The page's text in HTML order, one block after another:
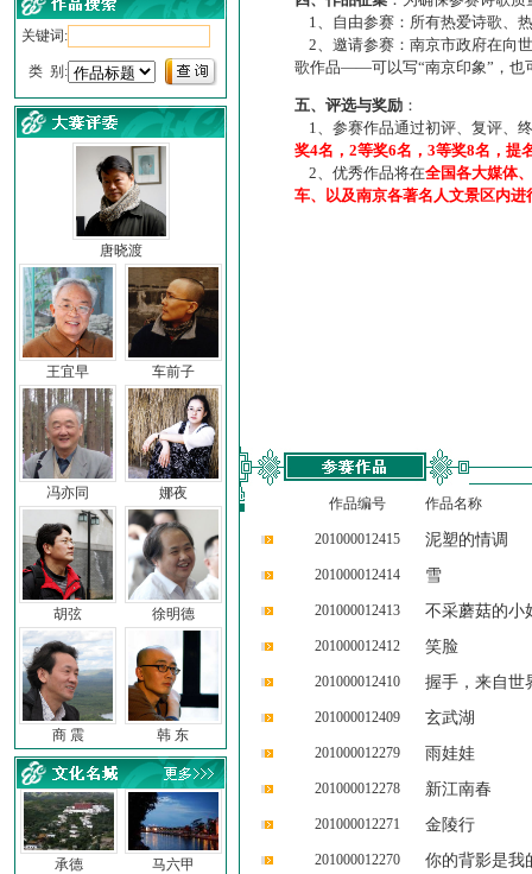
关键词:
类 别:
唐晓渡
王宜早 车前子
冯亦同 娜夜
胡弦 徐明德
商 震 韩 东
承德 马六甲
1、自由参赛：所有热爱诗歌、
2、邀请参赛：南京市政府在向
歌作品——可以写“南京印象”，也
五、评选与奖励 ：
1、参赛作品通过初评、复评、
奖4名，2等奖6名，3等奖8名，提
2、优秀作品将在全国各大媒体
车、以及南京各著名人文景区内进
作品编号 作品名称
201000012415 泥塑的情调
201000012414 雪
201000012413 不采蘑菇的小
201000012412 笑脸
201000012410 握手，来自世
201000012409 玄武湖
201000012279 雨娃娃
201000012278 新江南春
201000012271 金陵行
201000012270 你的背影是我